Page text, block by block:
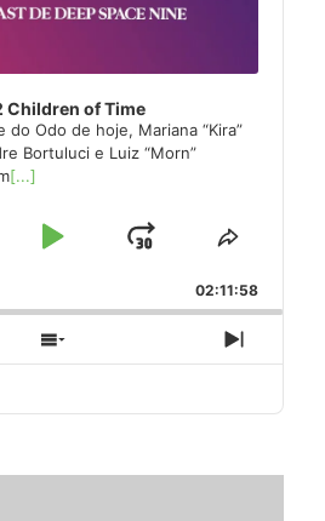
Children of Time
do Odo de hoje, Mariana “Kira”
Bortuluci e Luiz “Morn”
[...]
Play
Jump
Forward
Share
Episode
02:11:58
Show
Episodes
Next
Episode